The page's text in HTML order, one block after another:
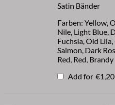
Satin Bänder
Farben: Yellow,
Nile, Light Blue,
Fuchsia, Old
Salmon, Dark
Red, Red, Brandy
Add for €1,20